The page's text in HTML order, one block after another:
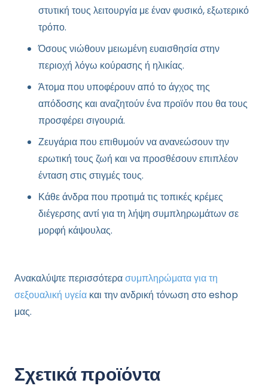
στυτική τους λειτουργία με έναν φυσικό, εξωτερικό
τρόπο.
Όσους νιώθουν μειωμένη ευαισθησία στην
περιοχή λόγω κούρασης ή ηλικίας.
Άτομα που υποφέρουν από το άγχος της
απόδοσης και αναζητούν ένα προϊόν που θα τους
προσφέρει σιγουριά.
Ζευγάρια που επιθυμούν να ανανεώσουν την
ερωτική τους ζωή και να προσθέσουν επιπλέον
ένταση στις στιγμές τους.
Κάθε άνδρα που προτιμά τις τοπικές κρέμες
διέγερσης αντί για τη λήψη συμπληρωμάτων σε
μορφή κάψουλας.
Ανακαλύψτε περισσότερασυμπληρώματα για τη
σεξουαλική υγεία και την ανδρική τόνωση στο eshop
μας.
Σχετικά προϊόντα